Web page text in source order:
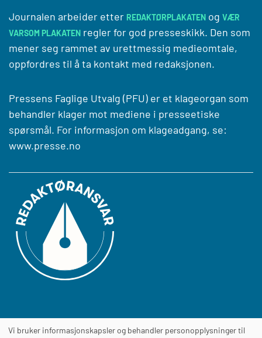
Journalen arbeider etter REDAKTØRPLAKATEN og VÆR
VARSOM PLAKATEN regler for god presseskikk. Den som
mener seg rammet av urettmessig medieomtale,
oppfordres til å ta kontakt med redaksjonen.
Pressens Faglige Utvalg (PFU) er et klageorgan som
behandler klager mot mediene i presseetiske
spørsmål. For informasjon om klageadgang, se:
www.presse.no
Vi bruker informasjonskapsler og behandler personopplysninger til